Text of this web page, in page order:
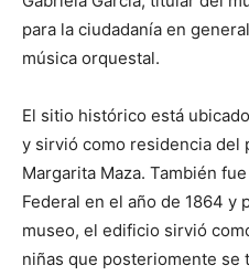
para la ciudadanía en
música orquestal.
El sitio histórico está
y sirvió como residencia del
Margarita Maza. También
Federal en el año de 1864 y
museo, el edificio sirvió
niñas que posteriomente se